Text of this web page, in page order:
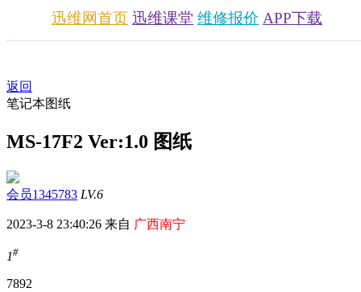
迅维网首页 迅维课堂 维修报价 APP下载
返回
笔记本图纸
MS-17F2 Ver:1.0 图纸
会员1345783 LV.6
2023-3-8 23:40:26 来自 广西南宁
1#
7892